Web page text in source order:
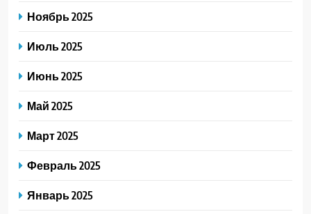
Ноябрь 2025
Июль 2025
Июнь 2025
Май 2025
Март 2025
Февраль 2025
Январь 2025